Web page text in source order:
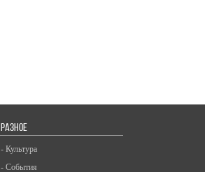
РАЗНОЕ
- Культура
- События